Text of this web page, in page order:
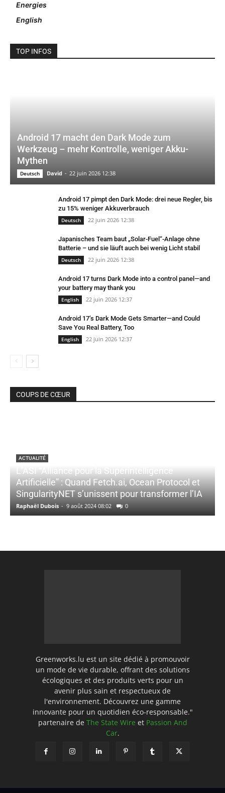
Energies
English
TOP INFOS
Android 17 macht den Dark Mode zum
Werkzeug – mehr Kontrolle, weniger Akku-
Mythen
Deutsch David - 22 juin 2026 12:38
Android 17 pimpt den Dark Mode: drei neue Regler, bis
zu 15% weniger Akkuverbrauch
Deutsch 22 juin 2026 12:38
Japanisches Team baut „Solar-Fuel“-Anlage ohne
Batterie – und sie läuft auch bei wenig Licht stabil
Deutsch 22 juin 2026 12:38
Android 17 turns Dark Mode into a control panel—and
your battery may thank you
English 22 juin 2026 12:37
Android 17’s Dark Mode Gets Smarter—and Could
Save You Real Battery, Too
English 22 juin 2026 12:37
COUPS DE CŒUR
ACTUALITÉ
L’ASI “Alliance pour la Superintelligence
Artificielle” : Quand Fetch.ai, Ocean Protocol et
SingularityNET s’unissent pour transformer l’IA
Raphaël Dubois - 9 août 2024 08:02 0
Greenworks.lu est un site dédié à promouvoir
un mode de vie durable, offrant des solutions
écologiques et des produits verts pour un
avenir plus sain et respectueux de
l'environnement. Découvrez une gamme
innovante pour un quotidien éco-responsable."
partenaire de The State Wire et Passion And
Car.